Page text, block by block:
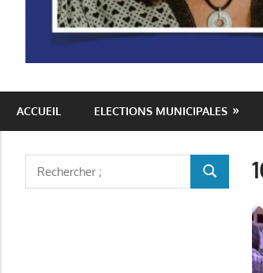
Auriol
Ensemble
ACCUEIL ELECTIONS MUNICIPALES